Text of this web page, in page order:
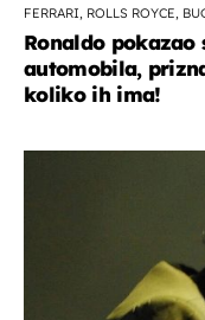
FERRARI, ROLLS ROYCE,
Ronaldo
automobila,
koliko ih ima!